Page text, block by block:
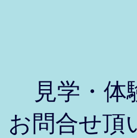
見学・
お問合せ頂